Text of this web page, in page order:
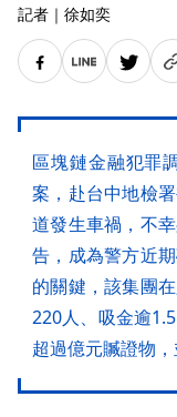
記者 ｜ 徐如奕
區塊鏈金融犯罪
案，赴台中地檢
道發生車禍，不
告，成為警方近
的關鍵，該集團
220人、吸金逾
超過億元贓證物，